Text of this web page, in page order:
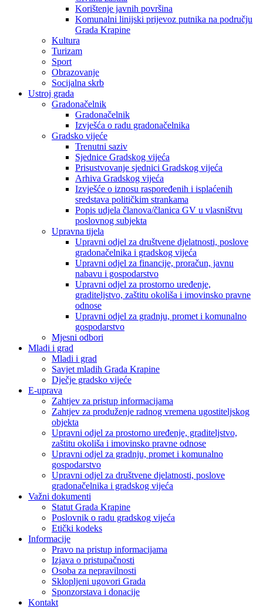
Korištenje javnih površina
Komunalni linijski prijevoz putnika na području
Grada Krapine
Kultura
Turizam
Sport
Obrazovanje
Socijalna skrb
Ustroj grada
Gradonačelnik
Gradonačelnik
Izvješća o radu gradonačelnika
Gradsko vijeće
Trenutni saziv
Sjednice Gradskog vijeća
Prisustvovanje sjednici Gradskog vijeća
Arhiva Gradskog vijeća
Izvješće o iznosu raspoređenih i isplaćenih
sredstava političkim strankama
Popis udjela članova/članica GV u vlasništvu
poslovnog subjekta
Upravna tijela
Upravni odjel za društvene djelatnosti, poslove
gradonačelnika i gradskog vijeća
Upravni odjel za financije, proračun, javnu
nabavu i gospodarstvo
Upravni odjel za prostorno uređenje,
graditeljstvo, zaštitu okoliša i imovinsko pravne
odnose
Upravni odjel za gradnju, promet i komunalno
gospodarstvo
Mjesni odbori
Mladi i grad
Mladi i grad
Savjet mladih Grada Krapine
Dječje gradsko vijeće
E-uprava
Zahtjev za pristup informacijama
Zahtjev za produženje radnog vremena ugostiteljskog
objekta
Upravni odjel za prostorno uređenje, graditeljstvo,
zaštitu okoliša i imovinsko pravne odnose
Upravni odjel za gradnju, promet i komunalno
gospodarstvo
Upravni odjel za društvene djelatnosti, poslove
gradonačelnika i gradskog vijeća
Važni dokumenti
Statut Grada Krapine
Poslovnik o radu gradskog vijeća
Etički kodeks
Informacije
Pravo na pristup informacijama
Izjava o pristupačnosti
Osoba za nepravilnosti
Sklopljeni ugovori Grada
Sponzorstava i donacije
Kontakt